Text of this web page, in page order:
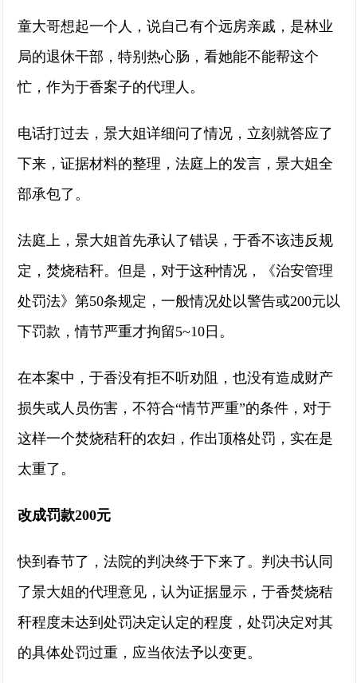
童大哥想起一个人，说自己有个远房亲戚，是林业
局的退休干部，特别热心肠，看她能不能帮这个
忙，作为于香案子的代理人。
电话打过去，景大姐详细问了情况，立刻就答应了
下来，证据材料的整理，法庭上的发言，景大姐全
部承包了。
法庭上，景大姐首先承认了错误，于香不该违反规
定，焚烧秸秆。但是，对于这种情况，《治安管理
处罚法》第50条规定，一般情况处以警告或200元以
下罚款，情节严重才拘留5~10日。
在本案中，于香没有拒不听劝阻，也没有造成财产
损失或人员伤害，不符合“情节严重”的条件，对于
这样一个焚烧秸秆的农妇，作出顶格处罚，实在是
太重了。
改成罚款200元
快到春节了，法院的判决终于下来了。判决书认同
了景大姐的代理意见，认为证据显示，于香焚烧秸
秆程度未达到处罚决定认定的程度，处罚决定对其
的具体处罚过重，应当依法予以变更。